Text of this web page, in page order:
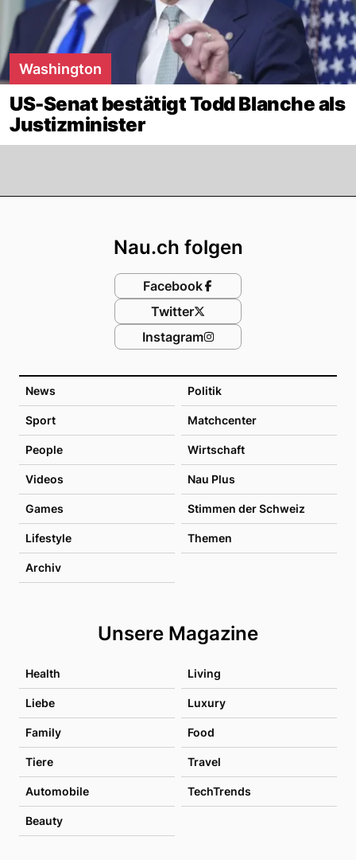
Washington
US-Senat bestätigt Todd Blanche als
Justizminister
News Politik
Sport Matchcenter
People Wirtschaft
Videos Nau Plus
Games Stimmen der Schweiz
Lifestyle Themen
Archiv
Unsere Magazine
Health Living
Liebe Luxury
Family Food
Tiere Travel
Automobile TechTrends
Beauty
Nau.ch folgen
Facebook
Twitter
Instagram